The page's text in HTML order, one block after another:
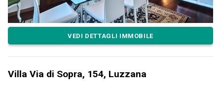
VEDI DETTAGLI IMMOBILE
Villa Via di Sopra, 154, Luzzana